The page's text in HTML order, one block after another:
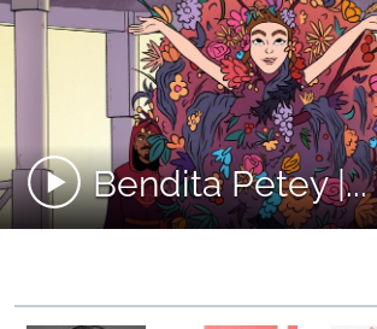
Bendita Petey |...